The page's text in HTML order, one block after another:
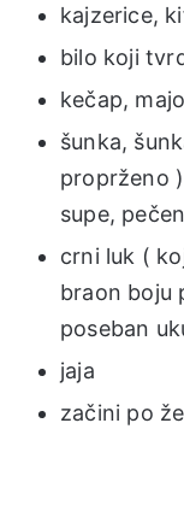
kajzerice,
bilo koji
kečap,
šunka,
proprženo
supe,
crni luk (
braon boju
poseban
jaja
začini po